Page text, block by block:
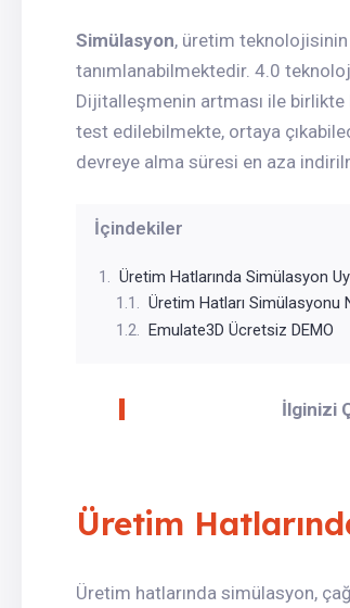
Simülasyon, üretim
tanımlanabilmektedir. 4.0
Dijitalleşmenin artması ile birlikte
test edilebilmekte, ortaya
devreye alma süresi en aza
İçindekiler
Üretim Hatlarında Simülasyon
Üretim Hatları Simülasyonu
Emulate3D Ücretsiz DEMO
İlginizi
Üretim
Üretim hatlarında simülasyon,